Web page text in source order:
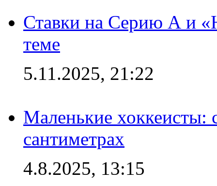
Ставки на Серию А и
теме
5.11.2025, 21:22
Маленькие хоккеисты:
сантиметрах
4.8.2025, 13:15